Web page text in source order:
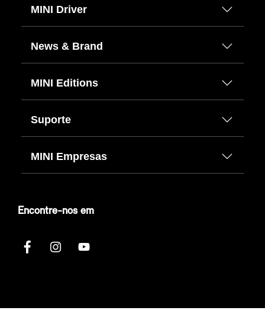
MINI Driver
News & Brand
MINI Editions
Suporte
MINI Empresas
Encontre-nos em